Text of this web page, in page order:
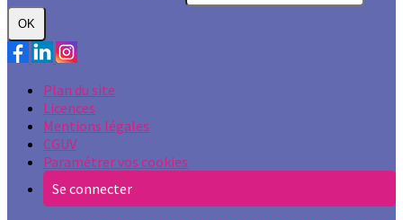
OK
Plan du site
Licences
Mentions légales
CGUV
Paramétrer vos cookies
Se connecter